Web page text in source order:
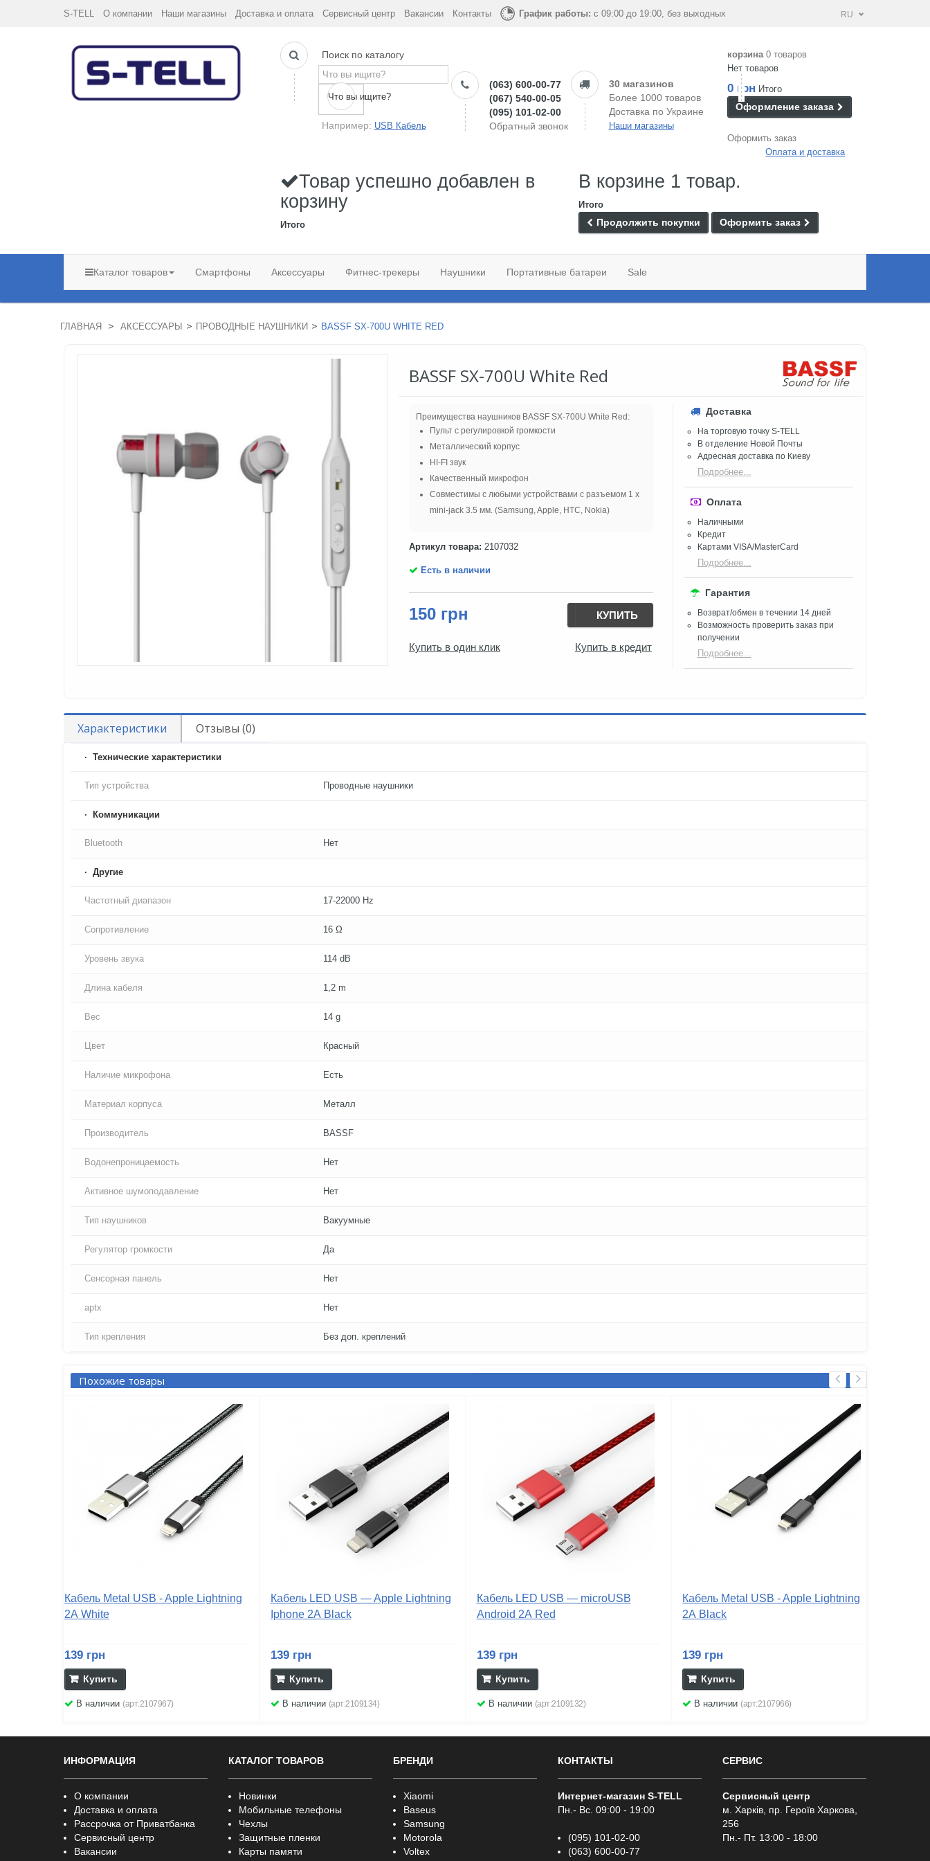
S-TELL О компании Наши магазины Доставка и оплата Сервисный центр Вакансии Контакты График работы: с 09:00 до 19:00, без выходных RU
Поиск по каталогу
Что вы ищите?
Например: USB Кабель
(063) 600-00-77
(067) 540-00-05
(095) 101-02-00
Обратный звонок
30 магазинов
Более 1000 товаров
Доставка по Украине
Наши магазины
корзина 0 товаров
Нет товаров
0 грн Итого
Оформление заказа
Оформить заказ
Оплата и доставка
Товар успешно добавлен в
корзину
Итого
В корзине 1 товар.
Итого
Продолжить покупки Оформить заказ
Каталог товаров Смартфоны Аксессуары Фитнес-трекеры Наушники Портативные батареи Sale
ГЛАВНАЯ > АКСЕССУАРЫ > ПРОВОДНЫЕ НАУШНИКИ > BASSF SX-700U WHITE RED
BASSF SX-700U White Red
Преимущества наушников BASSF SX-700U White Red:
Пульт с регулировкой громкости
Металлический корпус
HI-FI звук
Качественный микрофон
Совместимы с любыми устройствами с разъемом 1 x
mini-jack 3.5 мм. (Samsung, Apple, HTC, Nokia)
Артикул товара: 2107032
Есть в наличии
150 грн КУПИТЬ
Купить в один клик Купить в кредит
Доставка
На торговую точку S-TELL
В отделение Новой Почты
Адресная доставка по Киеву
Подробнее...
Оплата
Наличными
Кредит
Картами VISA/MasterCard
Подробнее...
Гарантия
Возврат/обмен в течении 14 дней
Возможность проверить заказ при
получении​
Подробнее...
Характеристики Отзывы (0)
Технические характеристики
Тип устройства Проводные наушники
Коммуникации
Bluetooth Нет
Другие
Частотный диапазон 17-22000 Hz
Сопротивление 16 Ω
Уровень звука 114 dB
Длина кабеля 1,2 m
Вес 14 g
Цвет Красный
Наличие микрофона Есть
Материал корпуса Металл
Производитель BASSF
Водонепроницаемость Нет
Активное шумоподавление Нет
Тип наушников Вакуумные
Регулятор громкости Да
Сенсорная панель Нет
aptx Нет
Тип крепления Без доп. креплений
Похожие товары
Кабель Metal USB - Apple Lightning
2А White
139 грн
Купить
В наличии (арт:2107967)
Кабель LED USB — Apple Lightning
Iphone 2А Black
139 грн
Купить
В наличии (арт:2109134)
Кабель LED USB — microUSB
Android 2А Red
139 грн
Купить
В наличии (арт:2109132)
Кабель Metal USB - Apple Lightning
2А Black
139 грн
Купить
В наличии(арт:2107966)
ИНФОРМАЦИЯ
О компании
Доставка и оплата
Рассрочка от Приватбанка
Сервисный центр
Вакансии
КАТАЛОГ ТОВАРОВ
Новинки
Мобильные телефоны
Чехлы
Защитные пленки
Карты памяти
БРЕНДИ
Xiaomi
Baseus
Samsung
Motorola
Voltex
КОНТАКТЫ
Интернет-магазин S-TELL
Пн.- Вс. 09:00 - 19:00
(095) 101-02-00
(063) 600-00-77
СЕРВИС
Сервисный центр
м. Харків, пр. Героїв Харкова,
256
Пн.- Пт. 13:00 - 18:00